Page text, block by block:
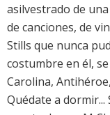
asilvestrado de
de canciones, de
Stills que nunca
costumbre en él,
Carolina,
Quédate a